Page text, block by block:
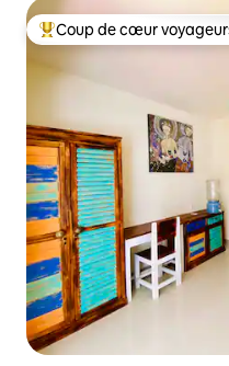
Coups de cœur voyageurs
Coup de cœur